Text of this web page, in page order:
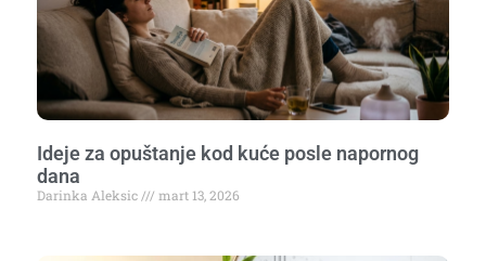
Ideje za opuštanje kod kuće posle napornog
dana
Darinka Aleksic mart 13, 2026